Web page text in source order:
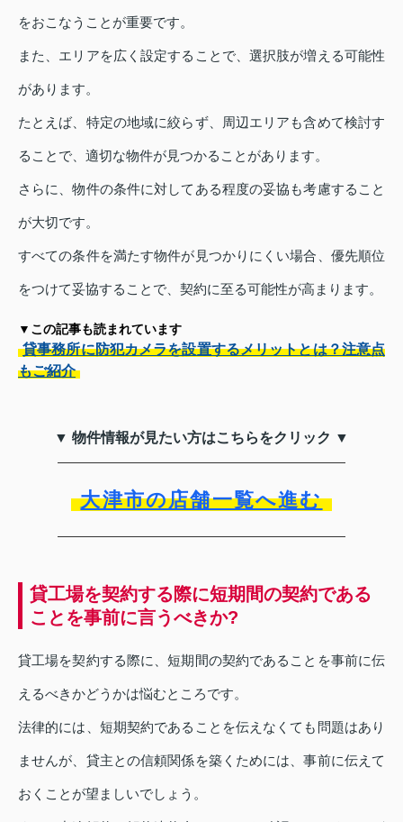
をおこなうことが重要です。
また、エリアを広く設定することで、選択肢が増える可能性
があります。
たとえば、特定の地域に絞らず、周辺エリアも含めて検討す
ることで、適切な物件が見つかることがあります。
さらに、物件の条件に対してある程度の妥協も考慮すること
が大切です。
すべての条件を満たす物件が見つかりにくい場合、優先順位
をつけて妥協することで、契約に至る可能性が高まります。
▼この記事も読まれています
貸事務所に防犯カメラを設置するメリットとは？注意点
もご紹介
▼ 物件情報が見たい方はこちらをクリック ▼
大津市の店舗一覧へ進む
貸工場を契約する際に短期間の契約である
ことを事前に言うべきか?
貸工場を契約する際に、短期間の契約であることを事前に伝
えるべきかどうかは悩むところです。
法律的には、短期契約であることを伝えなくても問題はあり
ませんが、貸主との信頼関係を築くためには、事前に伝えて
おくことが望ましいでしょう。